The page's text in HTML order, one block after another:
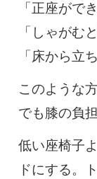
「正座がで
「しゃがむ
「床から立
このような
でも膝の負
低い座椅子
ドにする。